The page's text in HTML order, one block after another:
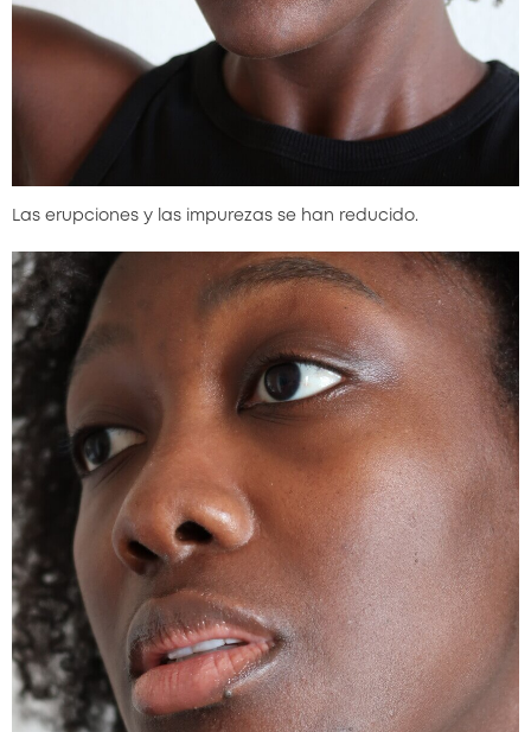
Las erupciones y las impurezas se han reducido.